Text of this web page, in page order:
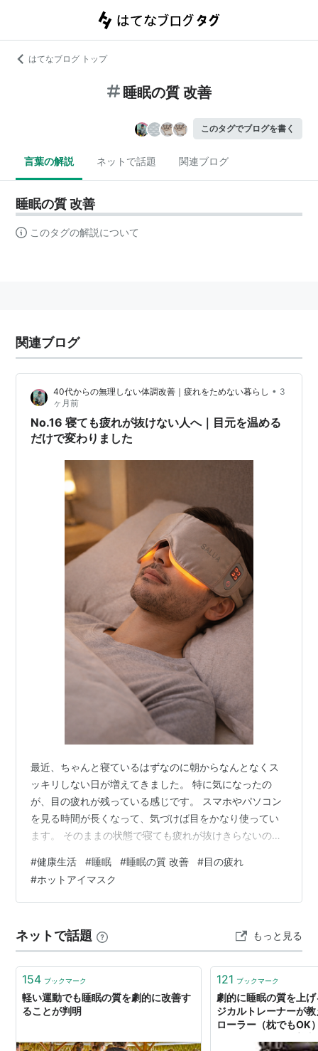
はてなブログ トップ
睡眠の質 改善
このタグでブログを書く
言葉の解説 ネットで話題 関連ブログ
睡眠の質 改善
このタグの解説について
関連ブログ
40代からの無理しない体調改善｜疲れをためない暮らし • 3
ヶ月前
No.16 寝ても疲れが抜けない人へ｜目元を温める
だけで変わりました
最近、ちゃんと寝ているはずなのに朝からなんとなくス
ッキリしない日が増えてきました。 特に気になったの
が、目の疲れが残っている感じです。 スマホやパソコン
を見る時間が長くなって、気づけば目をかなり使ってい
ます。 そのままの状態で寝ても疲れが抜けきらないのか
も」 そう思って試してみたのが、ホットアイマスクでし
た。 今回使ってみたのがこちらです👇 a.r10.to 充電式で
繰り返し使えるタイプ☑で目元をじんわり温めてくれま
す。 使ってみると、目のまわりがじわっとゆるむ感じが
あります。 そのまま寝る…
#健康生活 #睡眠 #睡眠の質 改善 #目の疲れ
#ホットアイマスク
ネットで話題 もっと見る
154 ブックマーク
軽い運動でも睡眠の質を劇的に改善す
ることが判明
121 ブックマーク
劇的に睡眠の質を上
ジカルトレーナーが
ローラー（枕でもOK